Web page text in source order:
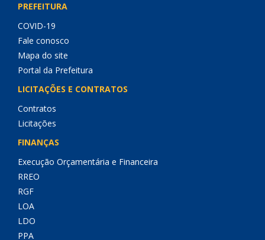
PREFEITURA
COVID-19
Fale conosco
Mapa do site
Portal da Prefeitura
LICITAÇÕES E CONTRATOS
Contratos
Licitações
FINANÇAS
Execução Orçamentária e Financeira
RREO
RGF
LOA
LDO
PPA